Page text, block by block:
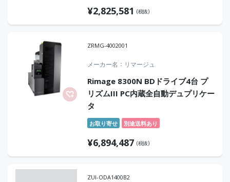
¥2,825,581 (税抜)
ZRMG-4002001
メーカー名 リマージュ
Rimage 8300N BDドライブ4台 プ
リズムIII PC内蔵全自動デュプリケー
タ
お取り寄せ 別途送料あり
¥6,894,487 (税抜)
ZUI-ODA1400B2